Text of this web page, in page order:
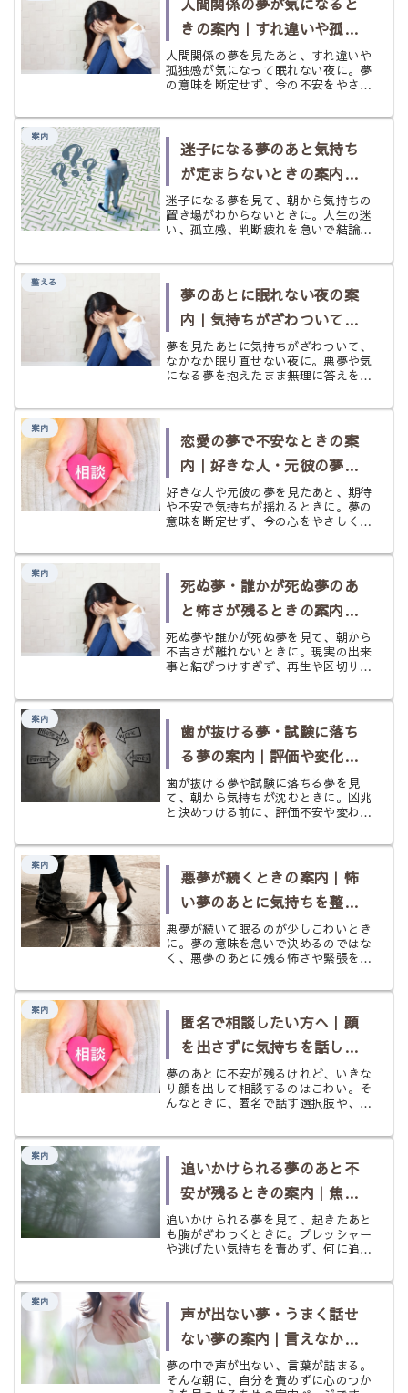
きの案内｜すれ違いや孤独
感が心に残る夜に
人間関係の夢を見たあと、すれ違いや
孤独感が気になって眠れない夜に。夢
の意味を断定せず、今の不安をやさし
案内するページです。
案内
迷子になる夢のあと気持ち
が定まらないときの案内｜
進む先が見えない朝に
迷子になる夢を見て、朝から気持ちの
置き場がわからないときに。人生の迷
い、孤立感、判断疲れを急いで結論づ
ジです。
整える
夢のあとに眠れない夜の案
内｜気持ちがざわついて眠
れないときに
夢を見たあとに気持ちがざわついて、
なかなか眠り直せない夜に。悪夢や気
になる夢を抱えたまま無理に答えを出
の案内ページです。
案内
恋愛の夢で不安なときの案
内｜好きな人・元彼の夢に
気持ちが揺れたら
好きな人や元彼の夢を見たあと、期待
や不安で気持ちが揺れるときに。夢の
意味を断定せず、今の心をやさしく整
するページです。
案内
死ぬ夢・誰かが死ぬ夢のあ
と怖さが残るときの案内｜
不吉さを抱え込まないため
に
死ぬ夢や誰かが死ぬ夢を見て、朝から
不吉さが離れないときに。現実の出来
事と結びつけすぎず、再生や区切りの
めの案内ページです。
案内
歯が抜ける夢・試験に落ち
る夢の案内｜評価や変化へ
の不安が強いときに
歯が抜ける夢や試験に落ちる夢を見
て、朝から気持ちが沈むときに。凶兆
と決めつける前に、評価不安や変わり
めの案内ページです。
案内
悪夢が続くときの案内｜怖
い夢のあとに気持ちを整え
るために
悪夢が続いて眠るのが少しこわいとき
に。夢の意味を急いで決めるのではな
く、悪夢のあとに残る怖さや緊張をや
つなぐ案内ページです。
案内
匿名で相談したい方へ｜顔
を出さずに気持ちを話した
いときに
夢のあとに不安が残るけれど、いきな
り顔を出して相談するのはこわい。そ
んなときに、匿名で話す選択肢や、無
ページです。
案内
追いかけられる夢のあと不
安が残るときの案内｜焦り
と圧をほどきたい夜に
追いかけられる夢を見て、起きたあと
も胸がざわつくときに。プレッシャー
や逃げたい気持ちを責めず、何に追わ
の案内ページです。
案内
声が出ない夢・うまく話せ
ない夢の案内｜言えなかっ
た気持ちをほどきたいとき
に
夢の中で声が出ない、言葉が詰まる。
そんな朝に、自分を責めずに心のつか